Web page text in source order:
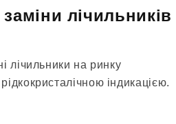
лічильників
лічильники на ринку
індикацією.